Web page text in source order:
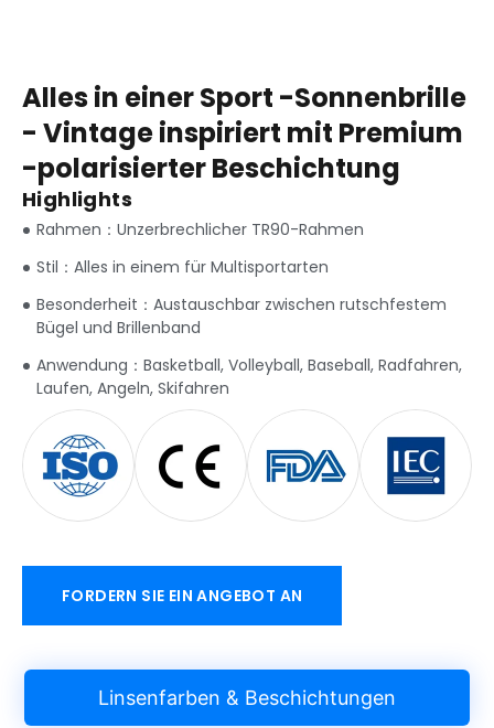
Alles in einer Sport -Sonnenbrille
- Vintage inspiriert mit Premium
-polarisierter Beschichtung
Highlights
Rahmen：Unzerbrechlicher TR90-Rahmen
Stil：Alles in einem für Multisportarten
Besonderheit：Austauschbar zwischen rutschfestem
Bügel und Brillenband
Anwendung：Basketball, Volleyball, Baseball, Radfahren,
Laufen, Angeln, Skifahren
FORDERN SIE EIN ANGEBOT AN
Linsenfarben & Beschichtungen